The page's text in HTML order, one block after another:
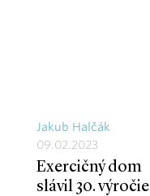
Jakub Halčák
09.02.2023
Exercičný dom
slávil 30. výročie